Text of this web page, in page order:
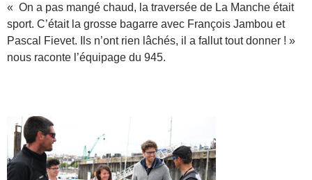
« On a pas mangé chaud, la traversée de La Manche était
sport. C’était la grosse bagarre avec François Jambou et
Pascal Fievet. Ils n’ont rien lâchés, il a fallut tout donner ! »
nous raconte l’équipage du 945.